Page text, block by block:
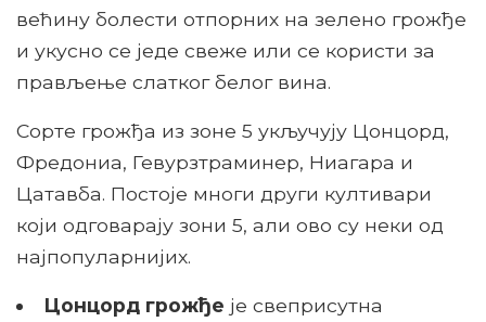
већину болести отпорних на зелено грожђе
и укусно се једе свеже или се користи за
прављење слатког белог вина.
Сорте грожђа из зоне 5 укључују Цонцорд,
Фредониа, Гевурзтраминер, Ниагара и
Цатавба. Постоје многи други култивари
који одговарају зони 5, али ово су неки од
најпопуларнијих.
Цонцорд грожђе је свеприсутна